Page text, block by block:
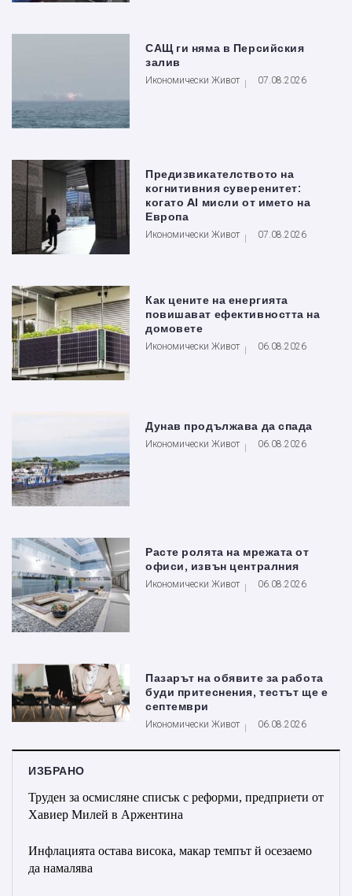
САЩ ги няма в Персийския
залив
Икономически Живот 07.08.2026
Предизвикателството на
когнитивния суверенитет:
когато AI мисли от името на
Европа
Икономически Живот 07.08.2026
Как цените на енергията
повишават ефективността на
домовете
Икономически Живот 06.08.2026
Дунав продължава да спада
Икономически Живот 06.08.2026
Расте ролята на мрежата от
офиси, извън централния
Икономически Живот 06.08.2026
Пазарът на обявите за работа
буди притеснения, тестът ще е
септември
Икономически Живот 06.08.2026
ИЗБРАНО
Труден за осмисляне списък с реформи, предприети от
Хавиер Милей в Аржентина
Инфлацията остава висока, макар темпът й осезаемо
да намалява